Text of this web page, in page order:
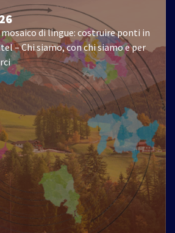
mosaico di lingue: costruire ponti in
– Chi siamo, con chi siamo e per